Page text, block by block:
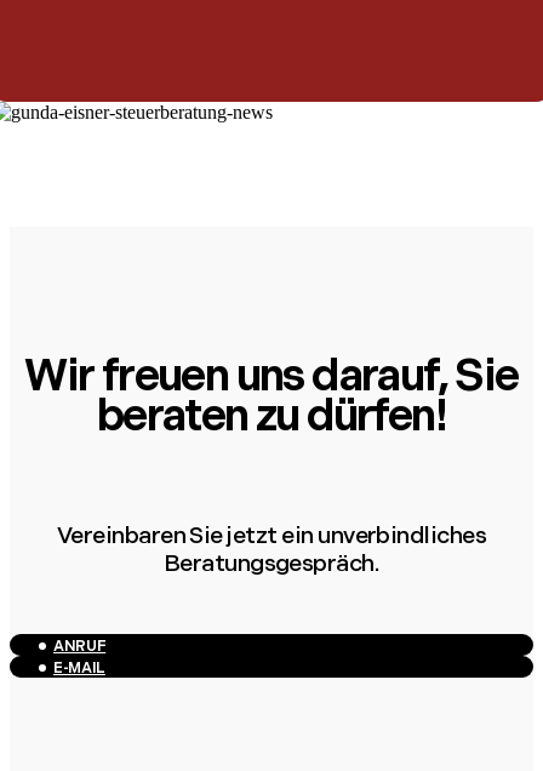
Wir freuen uns darauf, Sie
beraten zu dürfen!
Vereinbaren Sie jetzt ein unverbindliches
Beratungsgespräch.
ANRUF
E-MAIL